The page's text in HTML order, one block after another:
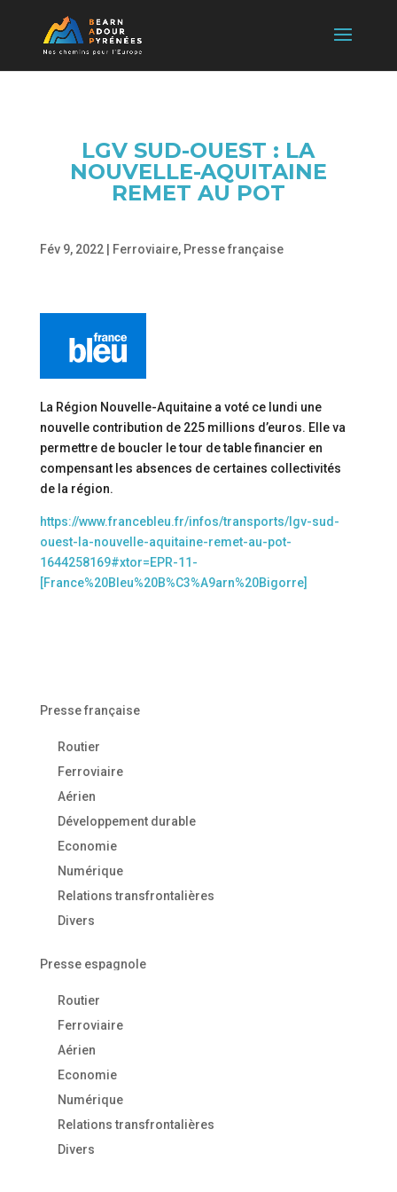
LGV SUD-OUEST : LA
NOUVELLE-AQUITAINE
REMET AU POT
Fév 9, 2022| Ferroviaire, Presse française
La Région Nouvelle-Aquitaine a voté ce lundi une
nouvelle contribution de 225 millions d’euros. Elle va
permettre de boucler le tour de table financier en
compensant les absences de certaines collectivités
de la région.
https://www.francebleu.fr/infos/transports/lgv-sud-
ouest-la-nouvelle-aquitaine-remet-au-pot-
1644258169#xtor=EPR-11-
[France%20Bleu%20B%C3%A9arn%20Bigorre]
Presse française
Routier
Ferroviaire
Aérien
Développement durable
Economie
Numérique
Relations transfrontalières
Divers
Presse espagnole
Routier
Ferroviaire
Aérien
Economie
Numérique
Relations transfrontalières
Divers